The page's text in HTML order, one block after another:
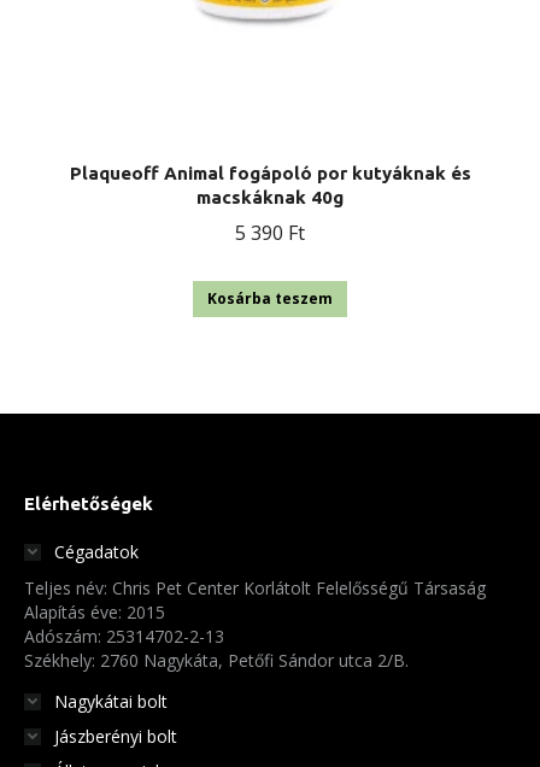
Plaqueoff Animal fogápoló por kutyáknak és
macskáknak 40g
5 390 Ft
Kosárba teszem
Elérhetőségek
Cégadatok
Teljes név: Chris Pet Center Korlátolt Felelősségű Társaság
Alapítás éve: 2015
Adószám: 25314702-2-13
Székhely: 2760 Nagykáta, Petőfi Sándor utca 2/B.
Nagykátai bolt
Jászberényi bolt